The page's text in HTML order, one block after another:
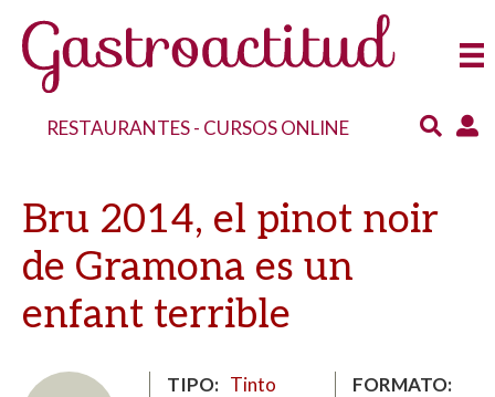
RESTAURANTES- CURSOS ONLINE
Bru 2014, el pinot noir
de Gramona es un
enfant terrible
TIPO
Tinto
FORMATO